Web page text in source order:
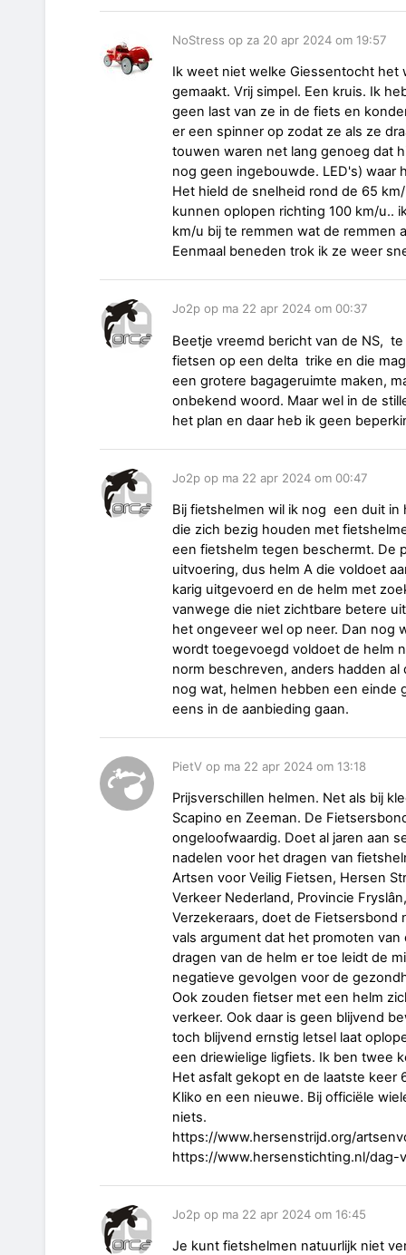
NoStress op za 20 apr 2024 om 19:57
Ik weet niet welke Giessentocht het
gemaakt. Vrij simpel. Een kruis. Ik
geen last van ze in de fiets en
er een spinner op zodat ze als ze
touwen waren net lang genoeg dat
nog geen ingebouwde. LED's) waar
Het hield de snelheid rond de 65
kunnen oplopen richting 100 km/u..
km/u bij te remmen wat de remmen
Eenmaal beneden trok ik ze weer
Jo2p op ma 22 apr 2024 om 00:37
Beetje vreemd bericht van de NS,
fietsen op een delta trike en die
een grotere bagageruimte maken,
onbekend woord. Maar wel in de
het plan en daar heb ik geen
Jo2p op ma 22 apr 2024 om 00:47
Bij fietshelmen wil ik nog een duit in
die zich bezig houden met
een fietshelm tegen beschermt. De
uitvoering, dus helm A die voldoet
karig uitgevoerd en de helm met
vanwege die niet zichtbare betere
het ongeveer wel op neer. Dan nog
wordt toegevoegd voldoet de helm
norm beschreven, anders hadden
nog wat, helmen hebben een einde
eens in de aanbieding gaan.
PietV op ma 22 apr 2024 om 13:18
Prijsverschillen helmen. Net als bij
Scapino en Zeeman. De
ongeloofwaardig. Doet al jaren aan
nadelen voor het dragen van
Artsen voor Veilig Fietsen, Hersen
Verkeer Nederland, Provincie
Verzekeraars, doet de
vals argument dat het promoten
dragen van de helm er toe leidt de
negatieve gevolgen voor de
Ook zouden fietser met een helm
verkeer. Ook daar is geen blijvend
toch blijvend ernstig letsel laat
een driewielige ligfiets. Ik ben twee
Het asfalt gekopt en de laatste keer
Kliko en een nieuwe. Bij officiële
niets.
https://www.hersenstrijd.org/
https://www.hersenstichting.nl/
Jo2p op ma 22 apr 2024 om 16:45
Je kunt fietshelmen natuurlijk niet